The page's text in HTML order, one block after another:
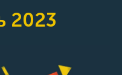
2023